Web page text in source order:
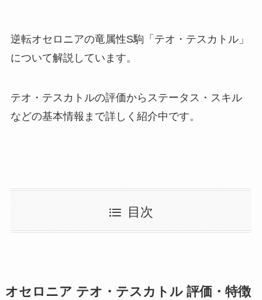
逆転オセロニアの竜属性S駒「テオ・テスカトル」
について解説しています。
テオ・テスカトルの評価からステータス・スキル
などの基本情報まで詳しく紹介中です。
目次
オセロニア テオ・テスカトル 評価・特徴